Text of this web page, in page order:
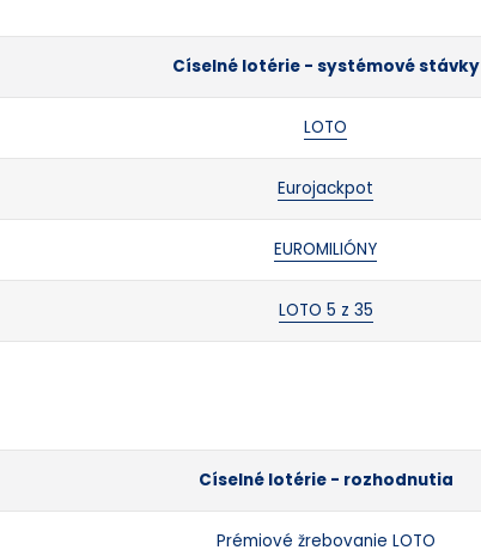
Císelné lotérie - systémové stávky
LOTO
Eurojackpot
EUROMILIÓNY
LOTO 5 z 35
Císelné lotérie - rozhodnutia
Prémiové žrebovanie LOTO